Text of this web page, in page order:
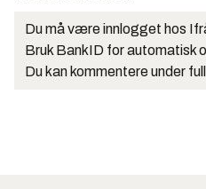
Du må være innlogget hos
Bruk BankID for automatisk
Du kan kommentere under